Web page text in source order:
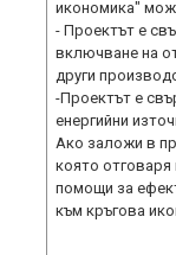
икономика"
- Проектът е
включване на
други
-Проектът е
енергийни
Ако заложи в
която отговаря
помощи за
към кръгова